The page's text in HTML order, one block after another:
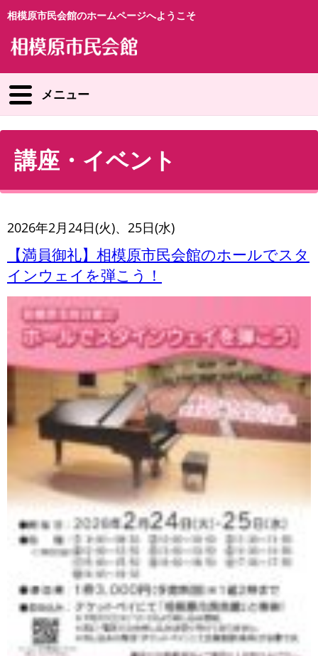
相模原市民会館のホームページへようこそ
メニュー
講座・イベント
2026年2月24日(火)、25日(水)
【満員御礼】相模原市民会館のホールでスタ
インウェイを弾こう！